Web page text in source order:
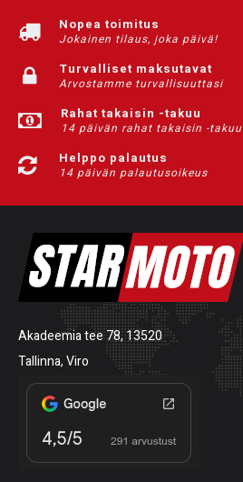
Nopea toimitus
Jokainen tilaus, joka päivä!
Turvalliset maksutavat
Arvostamme turvallisuuttasi
Rahat takaisin -takuu
14 päivän rahat takaisin -takuu
Helppo palautus
14 päivän palautusoikeus
Akadeemia tee 78, 13520
Tallinna, Viro